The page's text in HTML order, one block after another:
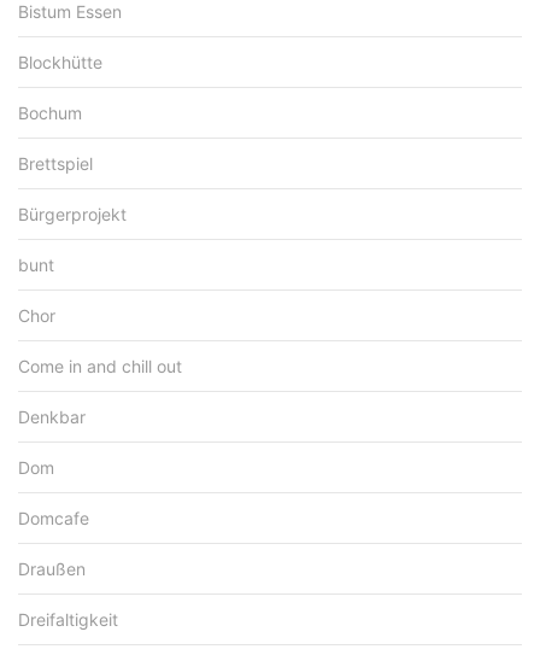
Bistum Essen
Blockhütte
Bochum
Brettspiel
Bürgerprojekt
bunt
Chor
Come in and chill out
Denkbar
Dom
Domcafe
Draußen
Dreifaltigkeit